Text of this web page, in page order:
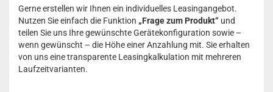
Gerne erstellen wir Ihnen ein individuelles Leasingangebot.
Nutzen Sie einfach die Funktion „Frage zum Produkt“ und
teilen Sie uns Ihre gewünschte Gerätekonfiguration sowie –
wenn gewünscht – die Höhe einer Anzahlung mit. Sie erhalten
von uns eine transparente Leasingkalkulation mit mehreren
Laufzeitvarianten.